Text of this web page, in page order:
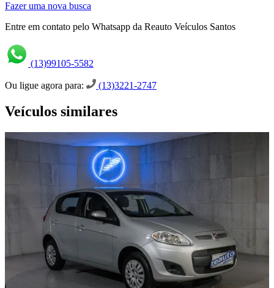
Fazer uma nova busca
Entre em contato pelo Whatsapp da Reauto Veículos Santos
(13)99105-5582
Ou ligue agora para: (13)3221-2747
Veículos similares